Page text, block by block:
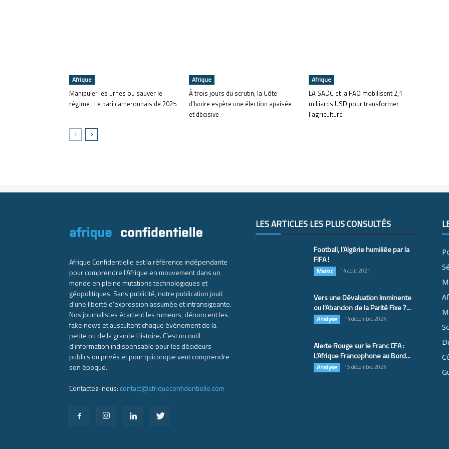
Afrique
Manipuler les urnes ou sauver le
régime : Le pari camerounais de 2025
Afrique
À trois jours du scrutin, la Côte
d’Ivoire espère une élection apaisée
et décisive
Afrique
LA SADC et la FAO mobilisent 2,1
milliards USD pour transformer
l’agriculture
Afrique Confidentielle est la référence indépendante
pour comprendre l’Afrique en mouvement dans un
monde en pleine mutations technologiques et
géopolitiques. Sans publicité, notre publication jouit
d’une liberté d’expression assumée et intransigeante.
Nos journalistes écartent les rumeurs, dénoncent les
fake news et auscultent chaque événement de la
petite ou de la grande Histoire. C’est un outil
d’information indispensable pour les décideurs
publics ou privés et pour quiconque veut comprendre
son époque.
Contactez-nous: contact@afriqueconfidentielle.com
LES ARTICLES LES PLUS CONSULTÉS
Football, l’Algérie humiliée par la
FIFA !
Maroc 14 août 2021
Vers une Dévaluation Imminente
ou l’Abandon de la Parité Fixe ?...
Analyse 14 décembre 2024
Alerte Rouge sur le Franc CFA :
L’Afrique Francophone au Bord...
Analyse 15 décembre 2024